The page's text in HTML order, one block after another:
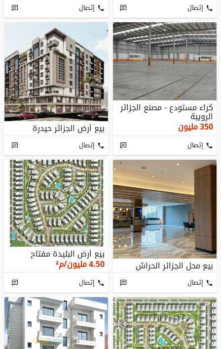
إتصال إتصال
كراء مستودع - مصنع الجزائر
الرويبة
350مليون
إتصال
بيع أرض الجزائر حيدرة
إتصال
بيع محل الجزائر الحراش
إتصال
بيع أرض البليدة مفتاح
4.50مليون/م²
إتصال